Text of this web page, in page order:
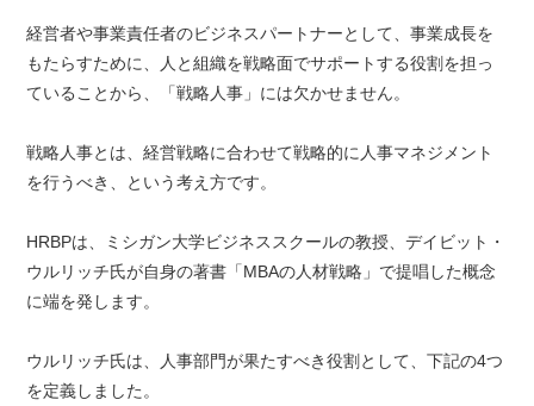
経営者や事業責任者のビジネスパートナーとして、事業成長を
もたらすために、人と組織を戦略面でサポートする役割を担っ
ていることから、「戦略人事」には欠かせません。
戦略人事とは、経営戦略に合わせて戦略的に人事マネジメント
を行うべき、という考え方です。
HRBPは、ミシガン大学ビジネススクールの教授、デイビット・
ウルリッチ氏が自身の著書「MBAの人材戦略」で提唱した概念
に端を発します。
ウルリッチ氏は、人事部門が果たすべき役割として、下記の4つ
を定義しました。